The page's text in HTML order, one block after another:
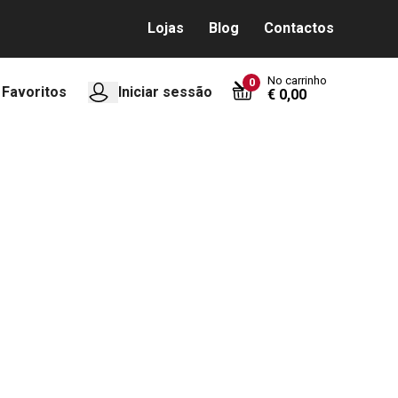
Lojas Blog Contactos
Favoritos Iniciar sessão
0 No carrinho
€ 0,00